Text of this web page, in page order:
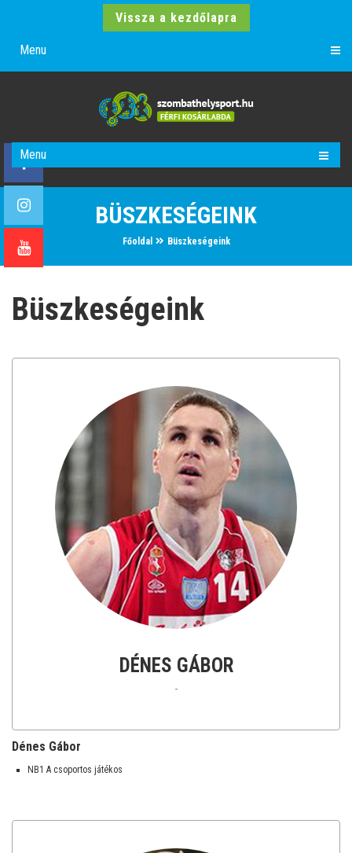
Vissza a kezdőlapra
Menu
Menu
BÜSZKESÉGEINK
Főoldal Büszkeségeink
Büszkeségeink
DÉNES GÁBOR
-
Dénes Gábor
NB1 A csoportos játékos